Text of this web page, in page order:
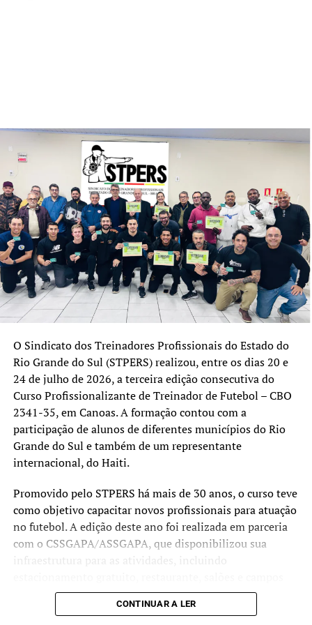
O Sindicato dos Treinadores Profissionais do Estado do
Rio Grande do Sul (STPERS) realizou, entre os dias 20 e
24 de julho de 2026, a terceira edição consecutiva do
Curso Profissionalizante de Treinador de Futebol – CBO
2341-35, em Canoas. A formação contou com a
participação de alunos de diferentes municípios do Rio
Grande do Sul e também de um representante
internacional, do Haiti.
Promovido pelo STPERS há mais de 30 anos, o curso teve
como objetivo capacitar novos profissionais para atuação
no futebol. A edição deste ano foi realizada em parceria
com o CSSGAPA/ASSGAPA, que disponibilizou sua
infraestrutura para as atividades, incluindo
utilizados nas aulas teóricas e práticas.
CONTINUAR A LER